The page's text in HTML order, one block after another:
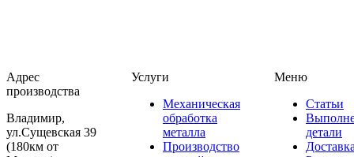
Адрес
производства
Владимир,
ул.Сущевская 39
(180км от
Услуги
Механическая
обработка
металла
Производство
Меню
Статьи
детали